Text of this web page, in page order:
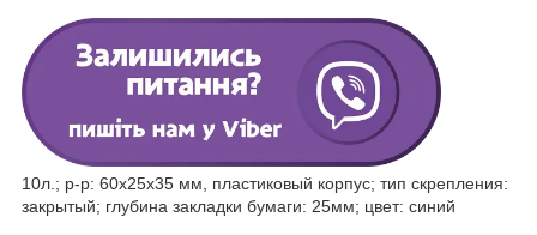
10л.; р-р: 60x25x35 мм, пластиковый корпус; тип скрепления:
закрытый; глубина закладки бумаги: 25мм; цвет: синий